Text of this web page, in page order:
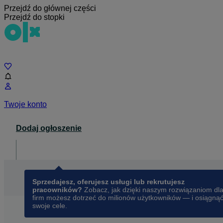
Przejdź do głównej części
Przejdź do stopki
Twoje konto
Dodaj ogłoszenie
Sprzedajesz, oferujesz usługi lub rekrutujesz
pracowników? Zobacz, jak dzięki naszym rozwiązaniom dla
firm możesz dotrzeć do milionów użytkowników — i osiągnąć
swoje cele.